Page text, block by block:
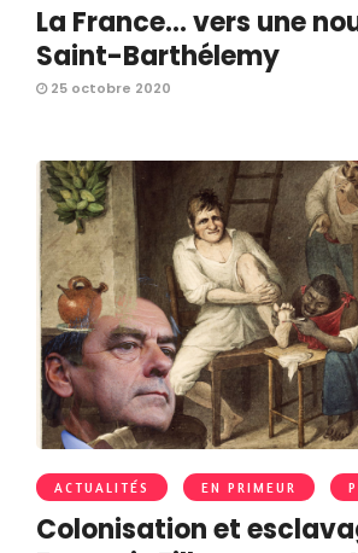
La France… vers une
Saint-Barthélemy
25 octobre 2020
ACTUALITÉS EN PRIMEUR
Colonisation et